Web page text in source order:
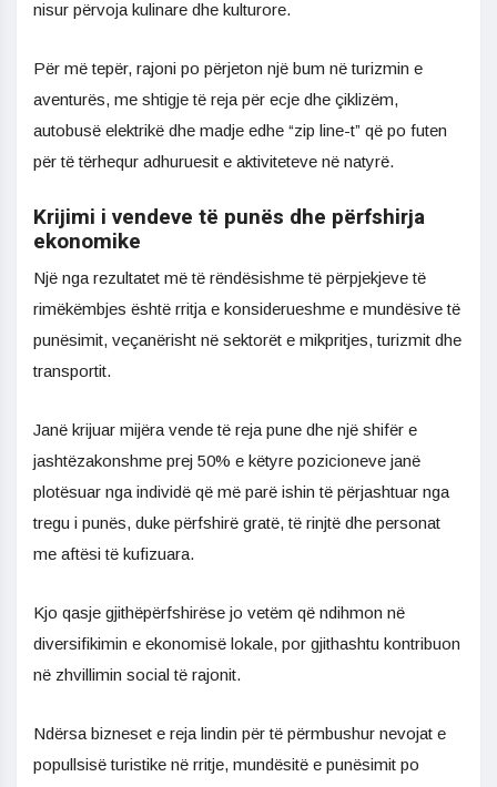
nisur përvoja kulinare dhe kulturore.
Për më tepër, rajoni po përjeton një bum në turizmin e
aventurës, me shtigje të reja për ecje dhe çiklizëm,
autobusë elektrikë dhe madje edhe “zip line-t” që po futen
për të tërhequr adhuruesit e aktiviteteve në natyrë.
Krijimi i vendeve të punës dhe përfshirja
ekonomike
Një nga rezultatet më të rëndësishme të përpjekjeve të
rimëkëmbjes është rritja e konsiderueshme e mundësive të
punësimit, veçanërisht në sektorët e mikpritjes, turizmit dhe
transportit.
Janë krijuar mijëra vende të reja pune dhe një shifër e
jashtëzakonshme prej 50% e këtyre pozicioneve janë
plotësuar nga individë që më parë ishin të përjashtuar nga
tregu i punës, duke përfshirë gratë, të rinjtë dhe personat
me aftësi të kufizuara.
Kjo qasje gjithëpërfshirëse jo vetëm që ndihmon në
diversifikimin e ekonomisë lokale, por gjithashtu kontribuon
në zhvillimin social të rajonit.
Ndërsa bizneset e reja lindin për të përmbushur nevojat e
popullsisë turistike në rritje, mundësitë e punësimit po